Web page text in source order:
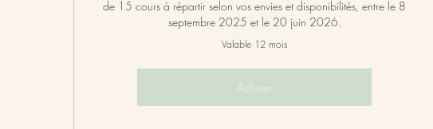
de 15 cours à répartir selon vos envies et disponibilités, entre le 8
septembre 2025 et le 20 juin 2026.
Valable 12 mois
Acheter